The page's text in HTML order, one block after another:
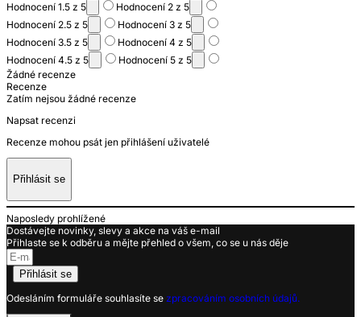
Hodnocení 1.5 z 5
Hodnocení 2 z 5
Hodnocení 2.5 z 5
Hodnocení 3 z 5
Hodnocení 3.5 z 5
Hodnocení 4 z 5
Hodnocení 4.5 z 5
Hodnocení 5 z 5
Žádné recenze
Recenze
Zatím nejsou žádné recenze
Napsat recenzi
Recenze mohou psát jen přihlášení uživatelé
Přihlásit se
Naposledy prohlížené
Dostávejte novinky, slevy a akce na váš e-mail
Přihlaste se k odběru a mějte přehled o všem, co se u nás děje
Přihlásit se
Odesláním formuláře souhlasíte se zpracováním osobních údajů.